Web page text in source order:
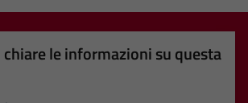
le informazioni su questa